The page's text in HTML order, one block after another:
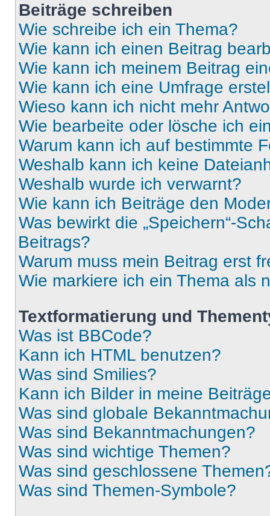
Beiträge schreiben
Wie schreibe ich ein Thema?
Wie kann ich einen Beitrag
Wie kann ich meinem Beitrag
Wie kann ich eine Umfrage
Wieso kann ich nicht mehr
Wie bearbeite oder lösche ich
Warum kann ich auf bestimmte
Weshalb kann ich keine
Weshalb wurde ich verwarnt?
Wie kann ich Beiträge den
Was bewirkt die „Speichern“-
Beitrags?
Warum muss mein Beitrag erst
Wie markiere ich ein Thema als
Textformatierung und
Was ist BBCode?
Kann ich HTML benutzen?
Was sind Smilies?
Kann ich Bilder in meine
Was sind globale
Was sind Bekanntmachungen?
Was sind wichtige Themen?
Was sind geschlossene
Was sind Themen-Symbole?